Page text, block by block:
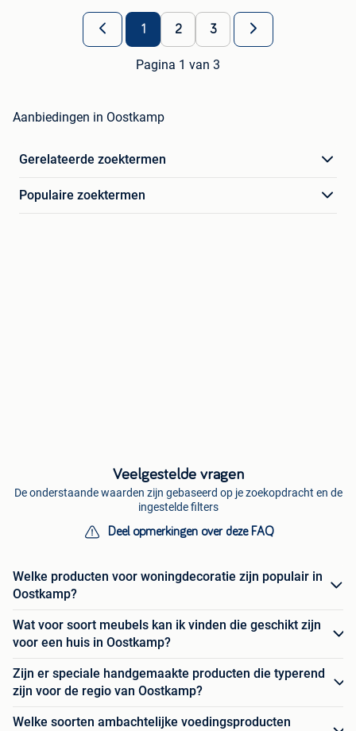
1 2 3
Pagina 1 van 3
Aanbiedingen in Oostkamp
Gerelateerde zoektermen
Populaire zoektermen
Veelgestelde vragen
De onderstaande waarden zijn gebaseerd op je zoekopdracht en de
ingestelde filters
Deel opmerkingen over deze FAQ
Welke producten voor woningdecoratie zijn populair in
Oostkamp?
Wat voor soort meubels kan ik vinden die geschikt zijn
voor een huis in Oostkamp?
Zijn er speciale handgemaakte producten die typerend
zijn voor de regio van Oostkamp?
Welke soorten ambachtelijke voedingsproducten